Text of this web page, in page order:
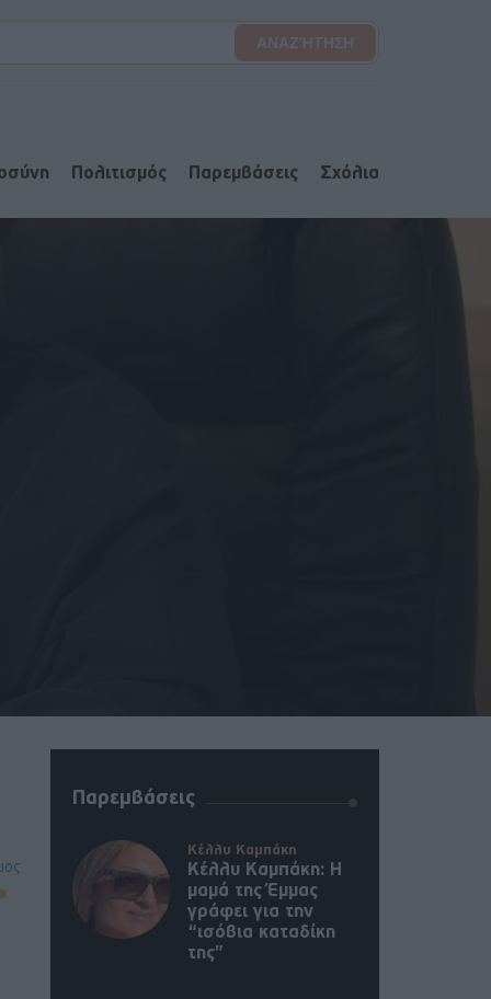
Πολιτισμός Παρεμβάσεις Σχόλια
Παρεμβάσεις
Κέλλυ Καμπάκη
Κέλλυ Καμπάκη: Η
μαμά της Έμμας
γράφει για την
“ισόβια καταδίκη
της”